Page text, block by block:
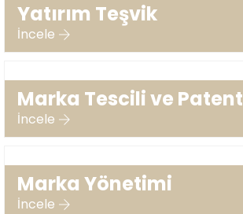
Yatırım Teşvik
İncele
Marka Tescili ve Patent
İncele
Marka Yönetimi
İncele